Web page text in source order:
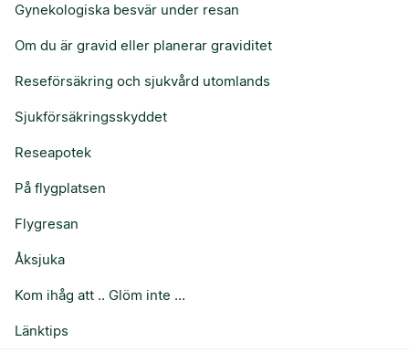
Gynekologiska besvär under resan
Om du är gravid eller planerar graviditet
Reseförsäkring och sjukvård utomlands
Sjukförsäkringsskyddet
Reseapotek
På flygplatsen
Flygresan
Åksjuka
Kom ihåg att .. Glöm inte ...
Länktips